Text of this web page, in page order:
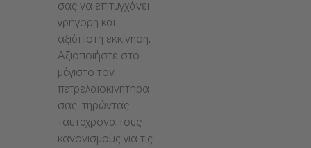
σας να επιτυγχάνει
γρήγορη και
αξιόπιστη εκκίνηση.
Αξιοποιήστε στο
μέγιστο τον
πετρελαιοκινητήρα
σας, τηρώντας
ταυτόχρονα τους
κανονισμούς για τις